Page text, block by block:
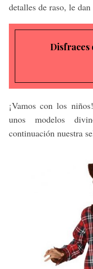
detalles de raso, le
Disfraces
¡Vamos con los
unos modelos
continuación nuestra
S
r
h